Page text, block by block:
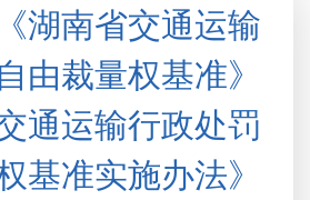
湖南省交通运输
由裁量权基准》
通运输行政处罚
基准实施办法》